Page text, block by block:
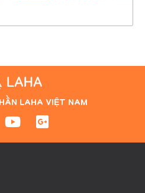
LAHA VIỆT NAM